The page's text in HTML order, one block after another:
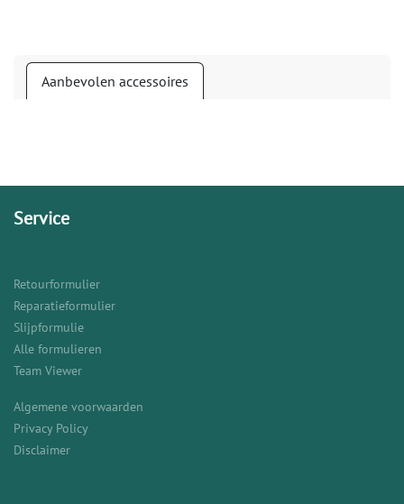
Aanbevolen accessoires
Service
Retourformulier
Reparatieformulier
Slijpformulie
Alle formulieren
Team Viewer
Algemene voorwaarden
Privacy Policy
Disclaimer